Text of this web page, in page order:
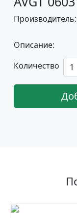
Производитель:
Описание:
Количество